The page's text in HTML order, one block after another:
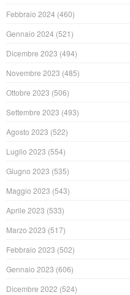
Febbraio 2024 (460)
Gennaio 2024 (521)
Dicembre 2023 (494)
Novembre 2023 (485)
Ottobre 2023 (506)
Settembre 2023 (493)
Agosto 2023 (522)
Luglio 2023 (554)
Giugno 2023 (535)
Maggio 2023 (543)
Aprile 2023 (533)
Marzo 2023 (517)
Febbraio 2023 (502)
Gennaio 2023 (606)
Dicembre 2022 (524)